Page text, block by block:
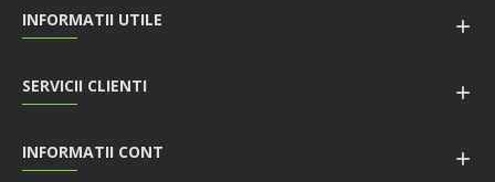
INFORMATII UTILE
SERVICII CLIENTI
INFORMATII CONT